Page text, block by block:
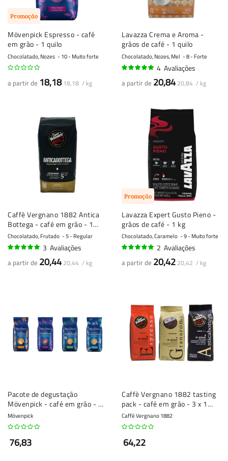
Promoção
Mövenpick Espresso - café
em grão - 1 quilo
Chocolatado, Nozes 10 - Muito forte
a partir de 18,18 18,18 / kg
Lavazza Crema e Aroma -
grãos de café - 1 quilo
Chocolatado, Nozes, Mel 8 - Forte
4 Avaliações
a partir de 20,84 20,84 / kg
Caffè Vergnano 1882 Antica
Bottega - café em grão - 1
quilo
Chocolatado, Frutado 5 - Regular
3 Avaliações
a partir de 20,44 20,44 / kg
Promoção
Lavazza Expert Gusto Pieno -
grãos de café - 1 kg
Chocolatado, Caramelo 9 - Muito forte
2 Avaliações
a partir de 20,42 20,42 / kg
Pacote de degustação
Mövenpick - café em grão - 4
x 1 quilo
Mövenpick
76,83
Caffè Vergnano 1882 tasting
pack - café em grão - 3 x 1
quilo
Caffè Vergnano 1882
64,22